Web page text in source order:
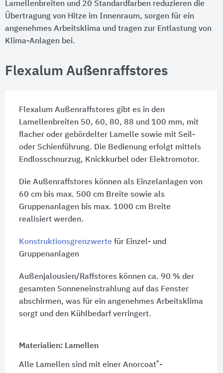
Lamellenbreiten und 20 Standardfarben reduzieren die
Übertragung von Hitze im Innenraum, sorgen für ein
angenehmes Arbeitsklima und tragen zur Entlastung von
Klima-Anlagen bei.
Flexalum Außenraffstores
Flexalum Außenraffstores gibt es in den
Lamellenbreiten 50, 60, 80, 88 und 100 mm, mit
flacher oder gebördelter Lamelle sowie mit Seil-
oder Schienführung. Die Bedienung erfolgt mittels
Endlosschnurzug, Knickkurbel oder Elektromotor.
Die Außenraffstores können als Einzelanlagen von
60 cm bis max. 500 cm Breitesowie als
Gruppenanlagen bis max. 1000 cm Breite
realisiert werden.
Konstruktionsgrenzwertefür Einzel- und
Gruppenanlagen
Außenjalousien/Raffstores können ca. 90 % der
gesamten Sonneneinstrahlung auf das Fenster
abschirmen, was für ein angenehmes Arbeitsklima
sorgt und den Kühlbedarf verringert.
Materialien: Lamellen
Alle Lamellen sind mit einer Anorcoat®-